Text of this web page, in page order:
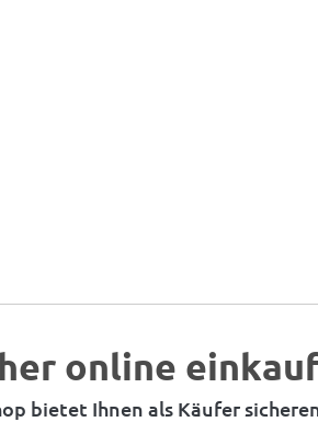
online
bietet Ihnen als Käufer